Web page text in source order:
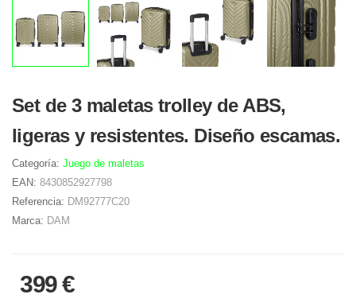
Set de 3 maletas trolley de ABS,
ligeras y resistentes. Diseño escamas.
Categoría: Juego de maletas
EAN: 8430852927798
Referencia: DM92777C20
Marca: DAM
399 €